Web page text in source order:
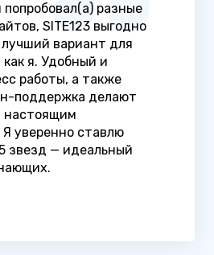
попробовал(а) разные
SITE123 выгодно
вариант для
как я. Удобный и
работы, а также
поддержка делают
настоящим
уверенно ставлю
звезд — идеальный